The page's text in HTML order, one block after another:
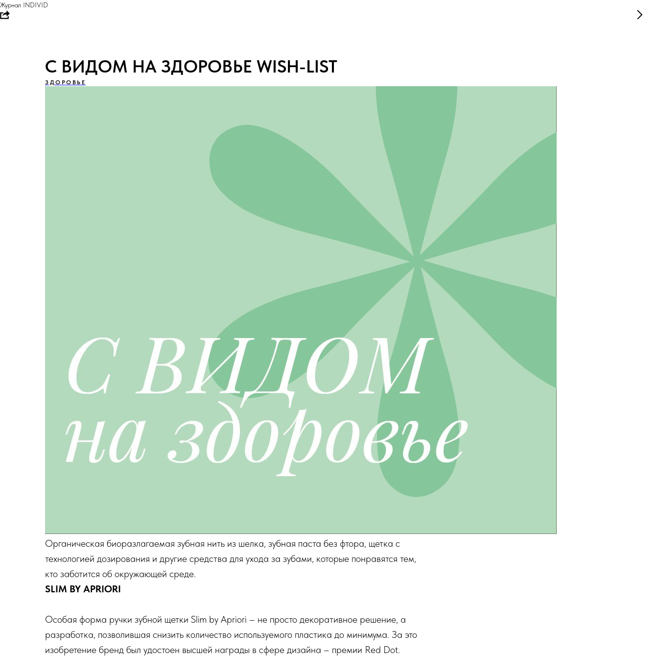
Журнал INDIVID
С ВИДОМ НА ЗДОРОВЬЕ WISH-LIST
ЗДОРОВЬЕ
Органическая биоразлагаемая зубная нить из шелка, зубная паста без фтора, щетка с
технологией дозирования и другие средства для ухода за зубами, которые понравятся тем,
кто заботится об окружающей среде.
SLIM BY APRIORI
Особая форма ручки зубной щетки Slim by Apriori – не просто декоративное решение, а
разработка, позволившая снизить количество используемого пластика до минимума. За это
изобретение бренд был удостоен высшей награды в сфере дизайна – премии Red Dot.